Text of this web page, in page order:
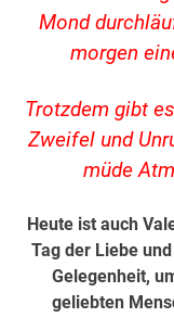
Mond
morgen
Trotzdem gibt
Zweifel und
müde
Heute ist auch
Tag der Liebe
Gelegenheit,
geliebten